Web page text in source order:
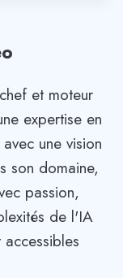
et moteur
expertise en
une vision
son domaine,
passion,
de l'IA